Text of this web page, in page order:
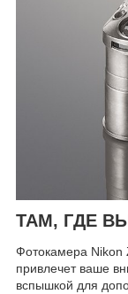
ТАМ, ГДЕ
Фотокамера Nikon
привлечет ваше
вспышкой для